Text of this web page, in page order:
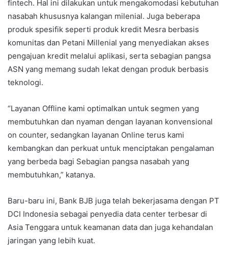
fintech. Hal ini dilakukan untuk mengakomodasi kebutuhan
nasabah khususnya kalangan milenial. Juga beberapa
produk spesifik seperti produk kredit Mesra berbasis
komunitas dan Petani Millenial yang menyediakan akses
pengajuan kredit melalui aplikasi, serta sebagian pangsa
ASN yang memang sudah lekat dengan produk berbasis
teknologi.
“Layanan Offline kami optimalkan untuk segmen yang
membutuhkan dan nyaman dengan layanan konvensional
on counter, sedangkan layanan Online terus kami
kembangkan dan perkuat untuk menciptakan pengalaman
yang berbeda bagi Sebagian pangsa nasabah yang
membutuhkan,” katanya.
Baru-baru ini, Bank BJB juga telah bekerjasama dengan PT
DCI Indonesia sebagai penyedia data center terbesar di
Asia Tenggara untuk keamanan data dan juga kehandalan
jaringan yang lebih kuat.